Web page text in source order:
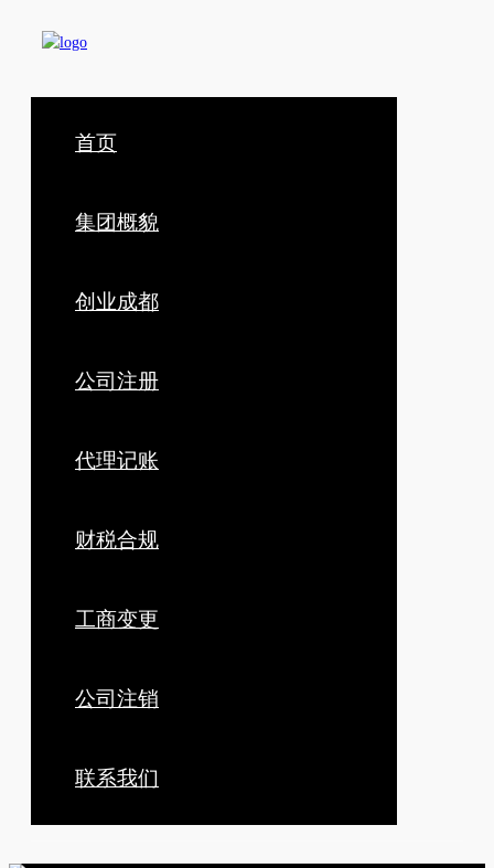
首页
集团概貌
创业成都
公司注册
代理记账
财税合规
工商变更
公司注销
联系我们